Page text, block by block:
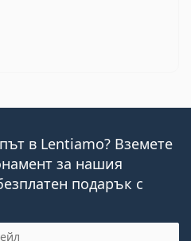
в Lentiamo? Вземете
за нашия
подарък с